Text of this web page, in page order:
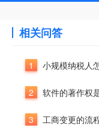
相关问答
1 小规模纳税人
2 软件的著作权
3 工商变更的流